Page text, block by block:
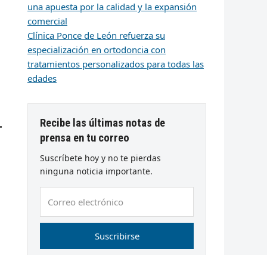
una apuesta por la calidad y la expansión
comercial
Clínica Ponce de León refuerza su
especialización en ortodoncia con
tratamientos personalizados para todas las
edades
Recibe las últimas notas de
prensa en tu correo
Suscríbete hoy y no te pierdas
ninguna noticia importante.
electrónico
Suscribirse